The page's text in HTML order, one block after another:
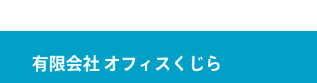
有限会社 オフィスくじら